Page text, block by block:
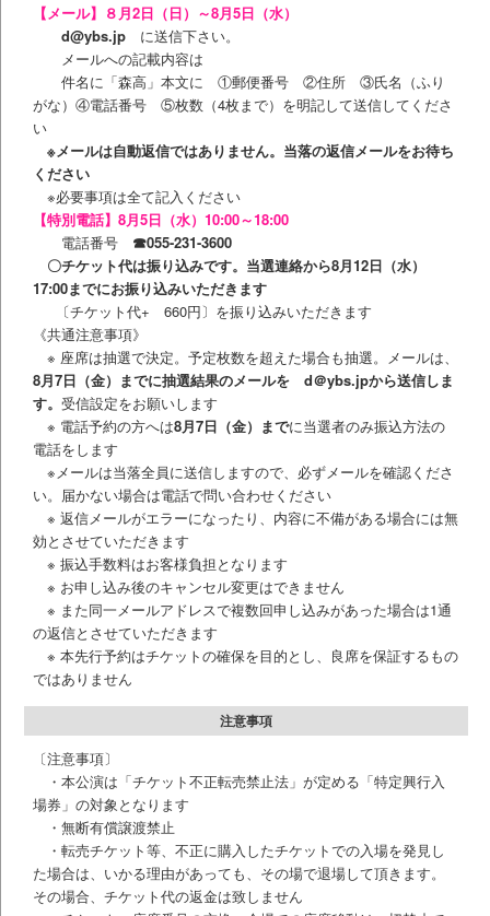
【メール】８月2日（日）～8月5日（水）
d@ybs.jpに送信下さい。
メールへの記載内容は
件名に「森高」本文に ①郵便番号 ②住所 ③氏名（ふり
がな）④電話番号 ⑤枚数（4枚まで）を明記して送信してくださ
い
※メールは自動返信ではありません。当落の返信メールをお待ち
ください
※必要事項は全て記入ください
【特別電話】8月5日（水）10:00～18:00
電話番号 ☎055-231-3600
〇チケット代は振り込みです。当選連絡から8月12日（水）
17:00までにお振り込みいただきます
〔チケット代+ 660円〕を振り込みいただきます
《共通注意事項》
※ 座席は抽選で決定。予定枚数を超えた場合も抽選。メールは、
8月7日（金）までに抽選結果のメールを d＠ybs.jpから送信しま
す。 受信設定をお願いします
※ 電話予約の方へは8月7日（金）までに当選者のみ振込方法の
電話をします
※メールは当落全員に送信しますので、必ずメールを確認くださ
い。届かない場合は電話で問い合わせください
※ 返信メールがエラーになったり、内容に不備がある場合には無
効とさせていただきます
※ 振込手数料はお客様負担となります
※ お申し込み後のキャンセル変更はできません
※ また同一メールアドレスで複数回申し込みがあった場合は1通
の返信とさせていただきます
※ 本先行予約はチケットの確保を目的とし、良席を保証するもの
ではありません
注意事項
〔注意事項〕
・本公演は「チケット不正転売禁止法」が定める「特定興行入
場券」の対象となります
・無断有償譲渡禁止
・転売チケット等、不正に購入したチケットでの入場を発見し
た場合は、いかる理由があっても、その場で退場して頂きます。
その場合、チケット代の返金は致しません